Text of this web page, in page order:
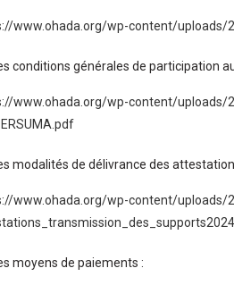
www.ohada.org/wp-content/uploads/
conditions générales de participation
www.ohada.org/wp-content/uploads/
modalités de délivrance des
www.ohada.org/wp-content/uploads/
moyens de paiements :